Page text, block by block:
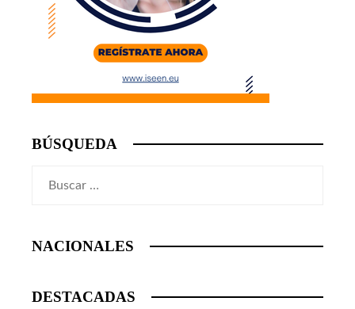
BÚSQUEDA
NACIONALES
DESTACADAS